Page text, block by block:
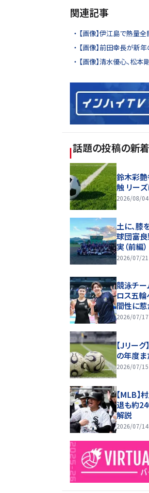
関連記事
【画像】伊江島で熱量
【画像】前田幸長が新
【画像】清水優心、松
話題の投稿の新
鈴木彩艶
触 リー
2026/08/
土に、膝
球団――富
実（前編）
2026/07/
競泳チー
ロス五
間性に
2026/07/
【Jリー
の年度ま
2026/07/
【MLB】
退も約
解説
2026/07/